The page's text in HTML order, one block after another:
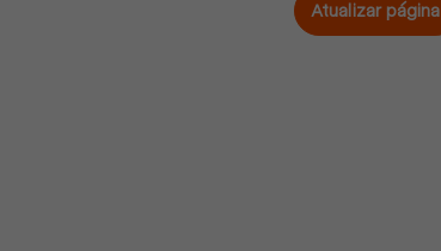
Atualizar página